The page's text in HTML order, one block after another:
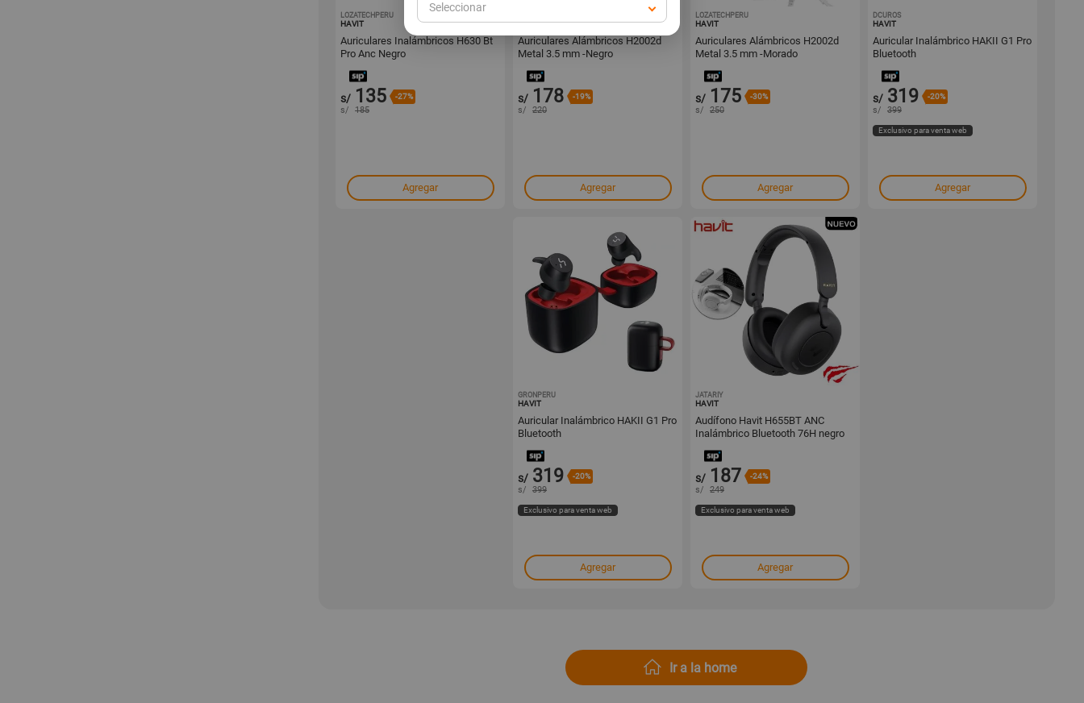
LOZATECHPERU
HAVIT
Auriculares Inalámbricos H630 Bt
Pro Anc Negro
s/ 135 -27%
s/ 185
Agregar
1001409244
HAVIT
Auriculares Alámbricos H2002d
Metal 3.5 mm -Negro
s/ 178 -19%
s/ 220
Agregar
LOZATECHPERU
HAVIT
Auriculares Alámbricos H2002d
Metal 3.5 mm -Morado
s/ 175 -30%
s/ 250
Agregar
DCUROS
HAVIT
Auricular Inalámbrico HAKII G1 Pro
Bluetooth
s/ 319 -20%
s/ 399
Exclusivo para venta web
Agregar
GRONPERU
HAVIT
Auricular Inalámbrico HAKII G1 Pro
Bluetooth
s/ 319 -20%
s/ 399
Exclusivo para venta web
Agregar
JATARIY
HAVIT
Audífono Havit H655BT ANC
Inalámbrico Bluetooth 76H negro
s/ 187 -24%
s/ 249
Exclusivo para venta web
Agregar
Ir a la home
Seleccionar